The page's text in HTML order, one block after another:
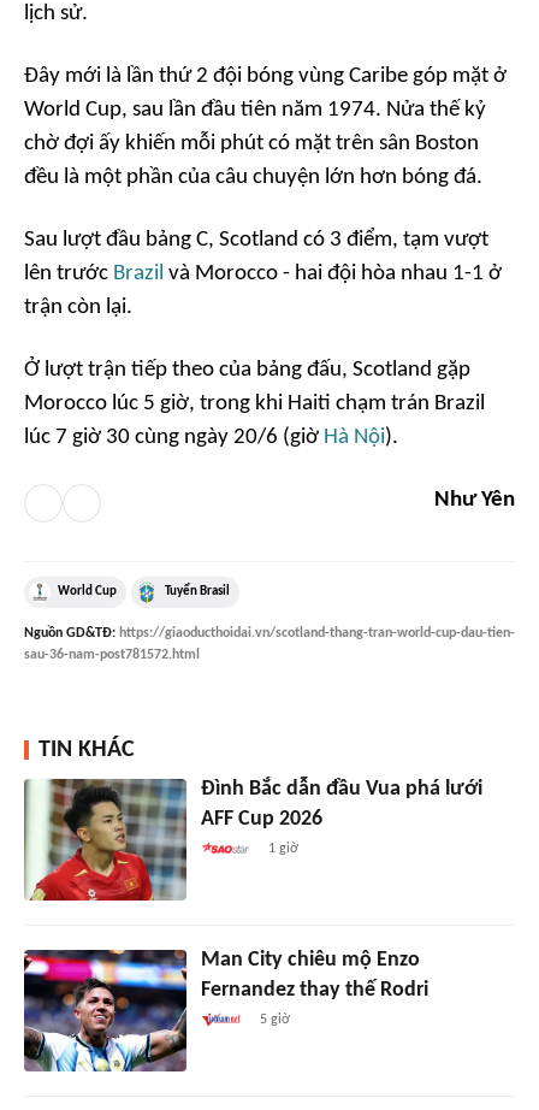
lịch sử.
Đây mới là lần thứ 2 đội bóng vùng Caribe góp mặt ở
World Cup, sau lần đầu tiên năm 1974. Nửa thế kỷ
chờ đợi ấy khiến mỗi phút có mặt trên sân Boston
đều là một phần của câu chuyện lớn hơn bóng đá.
Sau lượt đầu bảng C, Scotland có 3 điểm, tạm vượt
lên trước Brazil và Morocco - hai đội hòa nhau 1-1 ở
trận còn lại.
Ở lượt trận tiếp theo của bảng đấu, Scotland gặp
Morocco lúc 5 giờ, trong khi Haiti chạm trán Brazil
lúc 7 giờ 30 cùng ngày 20/6 (giờ Hà Nội).
Như Yên
World Cup Tuyển Brasil
Nguồn GD&TĐ: https://giaoducthoidai.vn/scotland-thang-tran-world-cup-dau-tien-
sau-36-nam-post781572.html
TIN KHÁC
Đình Bắc dẫn đầu Vua phá lưới
AFF Cup 2026
1 giờ
Man City chiêu mộ Enzo
Fernandez thay thế Rodri
5 giờ